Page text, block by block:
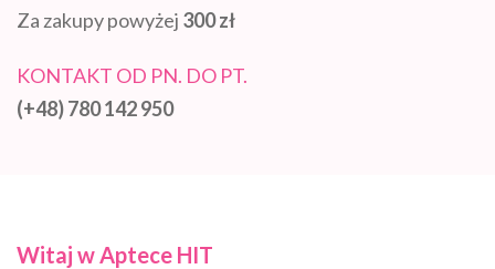
Za zakupy powyżej 300 zł
KONTAKT OD PN. DO PT.
(+48) 780 142 950
Witaj w Aptece HIT